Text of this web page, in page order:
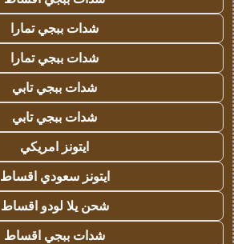
شدات ببجي تمارا
شدات ببجي تمارا
شدات ببجي تابي
شدات ببجي تابي
ايتونز امريكي
ايتونز سعودي اقساط
شحن يلا لودو اقساط
شدات ببجي اقساط